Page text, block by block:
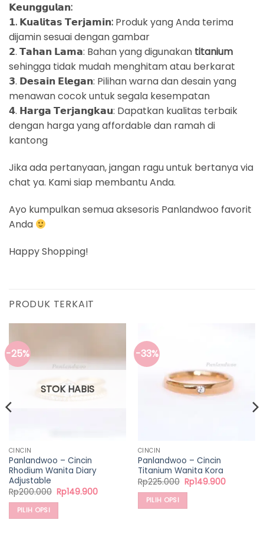
𝗞𝗲𝘂𝗻𝗴𝗴𝘂𝗹𝗮𝗻:
𝟭. 𝗞𝘂𝗮𝗹𝗶𝘁𝗮𝘀 𝗧𝗲𝗿𝗷𝗮𝗺𝗶𝗻: Produk yang Anda terima
dijamin sesuai dengan gambar
𝟮. 𝗧𝗮𝗵𝗮𝗻 𝗟𝗮𝗺𝗮: Bahan yang digunakan titanium
sehingga tidak mudah menghitam atau berkarat
𝟯. 𝗗𝗲𝘀𝗮𝗶𝗻 𝗘𝗹𝗲𝗴𝗮𝗻: Pilihan warna dan desain yang
menawan cocok untuk segala kesempatan
𝟰. 𝗛𝗮𝗿𝗴𝗮 𝗧𝗲𝗿𝗷𝗮𝗻𝗴𝗸𝗮𝘂: Dapatkan kualitas terbaik
dengan harga yang affordable dan ramah di
kantong
Jika ada pertanyaan, jangan ragu untuk bertanya via
chat ya. Kami siap membantu Anda.
Ayo kumpulkan semua aksesoris Panlandwoo favorit
Anda
Happy Shopping!
PRODUK TERKAIT
-25%
STOK HABIS
CINCIN
Panlandwoo – Cincin
Rhodium Wanita Diary
Adjustable
Rp200.000 Harga
aslinya
Rp149.900Harga
PILIH OPSI
-33%
CINCIN
Panlandwoo – Cincin
Titanium Wanita Kora
Rp225.000 Harga
aslinya
Rp149.900Harga
PILIH OPSI